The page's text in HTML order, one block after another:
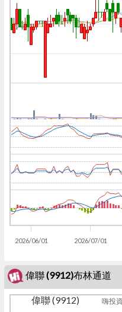
2026/06/01 2026/07/01
偉聯 (9912)布林通道
偉聯 (9912) 嗨投